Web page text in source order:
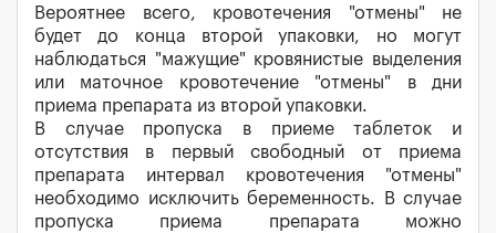
Вероятнее всего, кровотечения "отмены" не
будет до конца второй упаковки, но могут
наблюдаться "мажущие" кровянистые выделения
или маточное кровотечение "отмены" в дни
приема препарата из второй упаковки.
В случае пропуска в приеме таблеток и
отсутствия в первый свободный от приема
препарата интервал кровотечения "отмены"
необходимо исключить беременность. В случае
пропуска приема препарата можно